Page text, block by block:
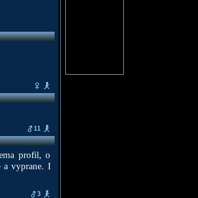
11
profil, o
a vyprane. I
3